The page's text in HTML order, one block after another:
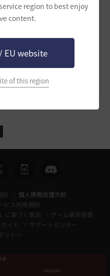
region to best enjoy
content.
EU website
of this region
のカナ( ﾟДﾟ)？
約
個人情報処理方針
ビス利用規約
に基づく表記
ゲーム基本情報
イド
サポートセンター
リシー
漠
MMORPG